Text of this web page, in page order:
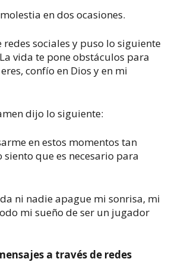
en dos ocasiones.
redes sociales y puso lo siguiente
vida te pone obstáculos para
confío en Dios y en mi
dijo lo siguiente:
en estos momentos tan
que es necesario para
ni nadie apague mi sonrisa, mi
mi sueño de ser un jugador
a través de redes